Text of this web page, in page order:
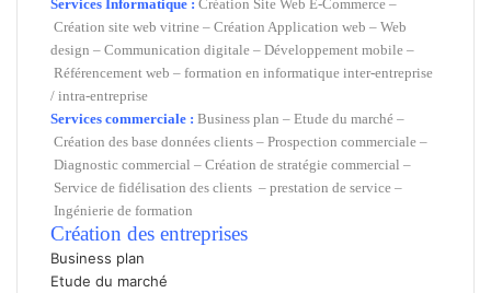
Services Informatique : Création Site Web E-Commerce –
Création site web vitrine – Création Application web – Web
design – Communication digitale – Développement mobile –
Référencement web – formation en informatique inter-entreprise
/ intra-entreprise
Services commerciale : Business plan – Etude du marché –
Création des base données clients – Prospection commerciale –
Diagnostic commercial – Création de stratégie commercial –
Service de fidélisation des clients – prestation de service –
Ingénierie de formation
Création des entreprises
Business plan
Etude du marché